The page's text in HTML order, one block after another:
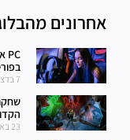
אחרונים
7 בדצמבר 2025
23 באוקטובר 2025